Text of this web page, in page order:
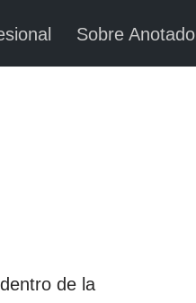
Sobre Anotado
de la